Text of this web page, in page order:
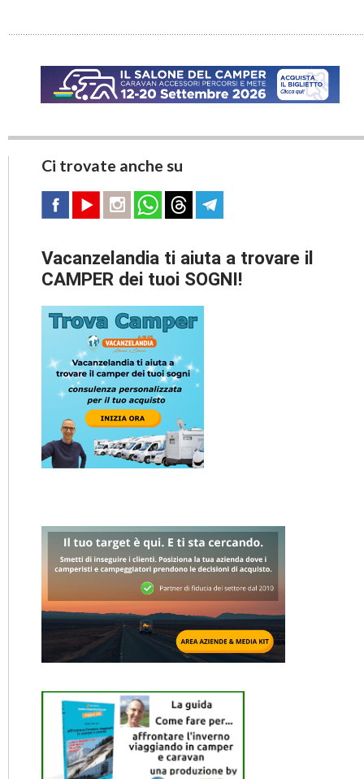
Ci trovate anche su
Vacanzelandia ti aiuta a trovare il
CAMPER dei tuoi SOGNI!